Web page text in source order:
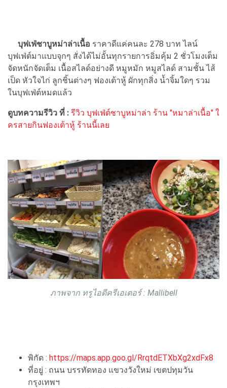
บุฟเฟ่ชาบูหม่าล่าเนื้อ ราคาดีแค่คนละ 278 บาท ไลน์
บุฟเฟ่ต์มาแบบจุกๆ สั่งได้ไม่อั้นทุกรายการอิ่มคุ้ม 2 ชั่วโมงเต็ม
จัดหนักจัดเต็ม เนื้อสไลด์อย่างดี หมูหมัก หมูสไลด์ สามชั้น ไส้
เป็ด หัวใจไก่ ลูกชิ้นต่างๆ ฟองเต้าหู้ ผักทุกสิ่ง น้ำจิ้มใดๆ รวม
ในบุฟเฟ่ต์หมดแล้ว
ดูบทความรีวิว ที่ : รีวิว บุฟเฟ่ต์ชาบูหม่าล่า ร้าน "หมาล่าเนื้อ" ใ
ครสายกินฟองเต้าหู้ ร้านนี้เลย
ภาพจาก ทรูไอดีครีเอเตอร์ : Mallibell
พิกัด : https://maps.app.goo.gl/RrqtdETXbXg2xdFx8
ที่อยู่ : ถนน บรรทัดทอง แขวงวังใหม่ เขตปทุมวัน
กรุงเทพฯ